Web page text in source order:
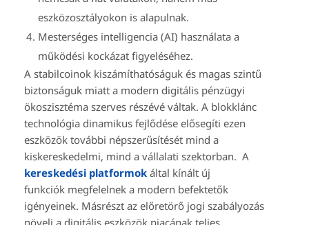
eszközosztályokon is alapulnak.
Mesterséges intelligencia (AI) használata a
működési kockázat figyeléséhez.
A stabilcoinok kiszámíthatóságuk és magas szintű
biztonságuk miatt a modern digitális pénzügyi
ökoszisztéma szerves részévé váltak. A blokklánc
technológia dinamikus fejlődése elősegíti ezen
eszközök további népszerűsítését mind a
kiskereskedelmi, mind a vállalati szektorban. A
kereskedési platformok által kínált új
funkciók megfelelnek a modern befektetők
igényeinek. Másrészt az előretörő jogi szabályozás
növeli a digitális eszközök piacának teljes